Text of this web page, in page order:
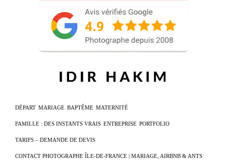
DÉPART MARIAGE BAPTÊME MATERNITÉ
FAMILLE : DES INSTANTS VRAIS ENTREPRISE PORTFOLIO
TARIFS – DEMANDE DE DEVIS
CONTACT PHOTOGRAPHE ÎLE-DE-FRANCE | MARIAGE, AIRBNB & ANTS